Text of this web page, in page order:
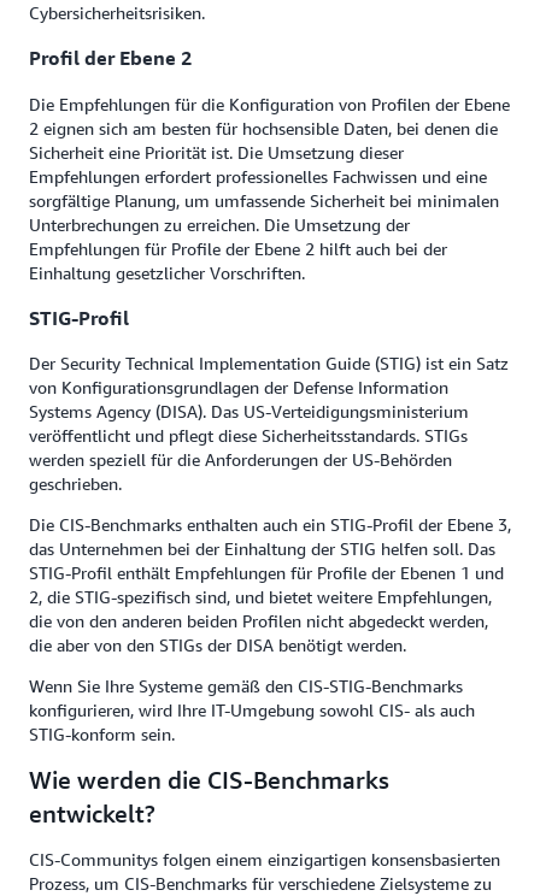
Cybersicherheitsrisiken.
Profil der Ebene 2
Die Empfehlungen für die Konfiguration von Profilen der Ebene
2 eignen sich am besten für hochsensible Daten, bei denen die
Sicherheit eine Priorität ist. Die Umsetzung dieser
Empfehlungen erfordert professionelles Fachwissen und eine
sorgfältige Planung, um umfassende Sicherheit bei minimalen
Unterbrechungen zu erreichen. Die Umsetzung der
Empfehlungen für Profile der Ebene 2 hilft auch bei der
Einhaltung gesetzlicher Vorschriften.
STIG-Profil
Der Security Technical Implementation Guide (STIG) ist ein Satz
von Konfigurationsgrundlagen der Defense Information
Systems Agency (DISA). Das US-Verteidigungsministerium
veröffentlicht und pflegt diese Sicherheitsstandards. STIGs
werden speziell für die Anforderungen der US-Behörden
geschrieben.
Die CIS-Benchmarks enthalten auch ein STIG-Profil der Ebene 3,
das Unternehmen bei der Einhaltung der STIG helfen soll. Das
STIG-Profil enthält Empfehlungen für Profile der Ebenen 1 und
2, die STIG-spezifisch sind, und bietet weitere Empfehlungen,
die von den anderen beiden Profilen nicht abgedeckt werden,
die aber von den STIGs der DISA benötigt werden.
Wenn Sie Ihre Systeme gemäß den CIS-STIG-Benchmarks
konfigurieren, wird Ihre IT-Umgebung sowohl CIS- als auch
STIG-konform sein.
Wie werden die CIS-Benchmarks
entwickelt?
CIS-Communitys folgen einem einzigartigen konsensbasierten
Prozess, um CIS-Benchmarks für verschiedene Zielsysteme zu